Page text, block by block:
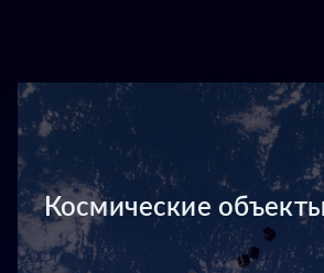
Космические